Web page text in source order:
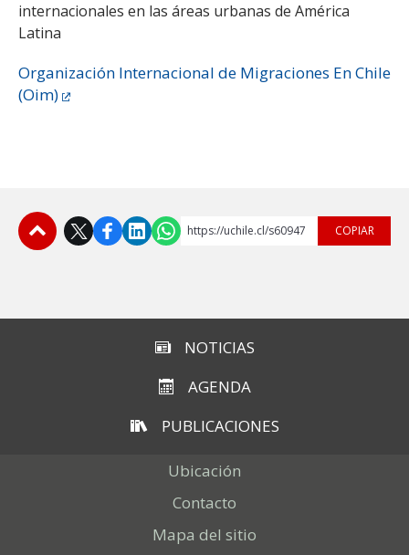
internacionales en las áreas urbanas de América
Latina
Organización Internacional de Migraciones En Chile
(Oim)
https://uchile.cl/s60947 COPIAR
NOTICIAS
AGENDA
PUBLICACIONES
Ubicación
Contacto
Mapa del sitio